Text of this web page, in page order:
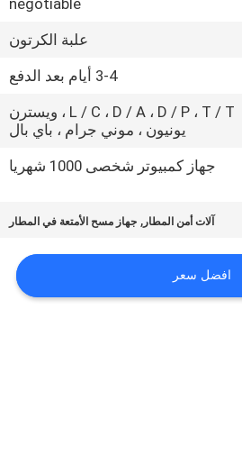
negotiable
علبة الكرتون
3-4 أيام بعد الدفع
L / C ، D / A ، D / P ، T / T ، ويسترن
يونيون ، موني جرام ، باي بال
جهاز كمبيوتر شخصى 1000 شهريا
آلات أمن المطار , جهاز مسح الأمتعة في المطار
افضل سعر